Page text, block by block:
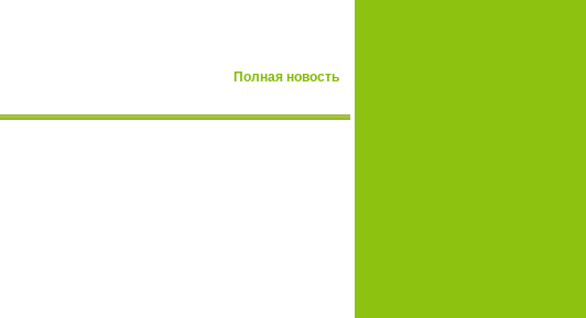
Полная новость